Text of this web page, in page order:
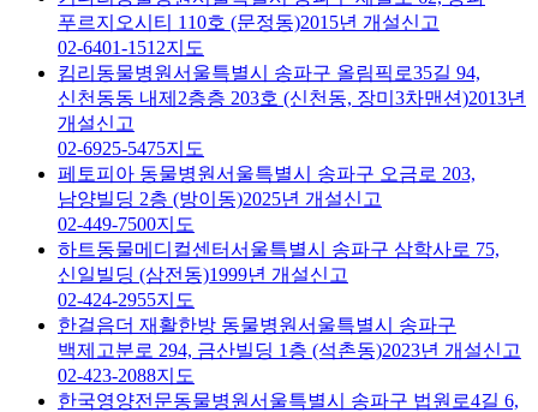
푸르지오시티 110호 (문정동)2015년 개설신고
02-6401-1512지도
킴리동물병원서울특별시 송파구 올림픽로35길 94,
신천동동 내제2층층 203호 (신천동, 장미3차맨션)2013년
개설신고
02-6925-5475지도
페토피아 동물병원서울특별시 송파구 오금로 203,
남양빌딩 2층 (방이동)2025년 개설신고
02-449-7500지도
하트동물메디컬센터서울특별시 송파구 삼학사로 75,
신일빌딩 (삼전동)1999년 개설신고
02-424-2955지도
한걸음더 재활한방 동물병원서울특별시 송파구
백제고분로 294, 금산빌딩 1층 (석촌동)2023년 개설신고
02-423-2088지도
한국영양전문동물병원서울특별시 송파구 법원로4길 6,